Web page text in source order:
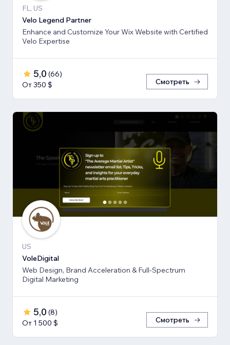
FL, US
Velo Legend Partner
Enhance and Customize Your Wix Website with Certified
Velo Expertise
5,0 (66)
От 350 $
Смотреть
US
VoleDigital
Web Design, Brand Acceleration & Full-Spectrum
Digital Marketing
5,0 (8)
От 1 500 $
Смотреть